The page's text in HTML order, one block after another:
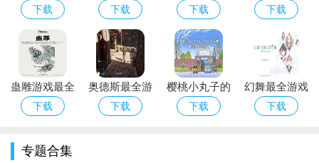
全游戏攻略解
说_球球大作
战最新游戏技
巧通关
下载
戏攻略解说_
豆地主最新游
戏技巧通关
下载
开练刀房
下载
找到龙骨
下载
蛊雕游戏最全
攻略解说_蛊
巧通关
下载
奥德斯最全游
戏攻略解说_
下载
樱桃小丸子的
爷爷游戏攻略
下载
幻舞最全游戏
攻略解说_幻
下载
专题合集